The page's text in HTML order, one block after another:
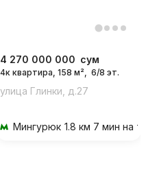
4 270 000 000 сум
4к квартира, 158 м², 6/8 эт.
улица Глинки, д.27
Мингурюк 1.8 км 7 мин на